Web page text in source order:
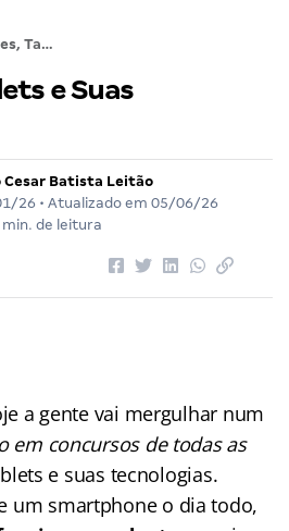
Celulares, Tablets e Suas Tecnologias
e Suas
Cesar Batista Leitão
26 • Atualizado em 05/06/26
min. de leitura
a gente vai mergulhar num
em concursos de todas as
e suas tecnologias.
um smartphone o dia todo,